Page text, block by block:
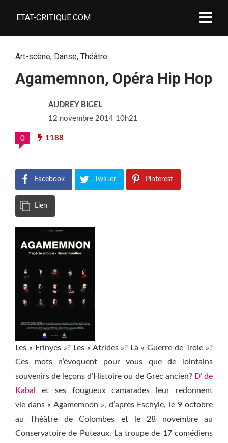
ETAT-CRITIQUE.COM
Art-scène, Danse, Théâtre
Agamemnon, Opéra Hip Hop
AUDREY BIGEL
12 novembre 2014 10h21
0 1188
Facebook Twitter Pinterest
Lien
Les « Erinyes »? Les « Atrides »? La « Guerre de Troie »?
Ces mots n’évoquent pour vous que de lointains
souvenirs de leçons d’Histoire ou de Grec ancien? D’ de
Kabal
et ses fougueux camarades leur redonnent
vie dans « Agamemnon », d’après Eschyle, le 9 octobre
au Théâtre de Colombes et le 28 novembre au
Conservatoire de Puteaux. La troupe de 17 comédiens